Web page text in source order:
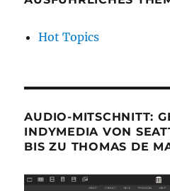
Hot Topics
AUDIO-MITSCHNITT:
INDYMEDIA VON
BIS ZU THOMAS DE